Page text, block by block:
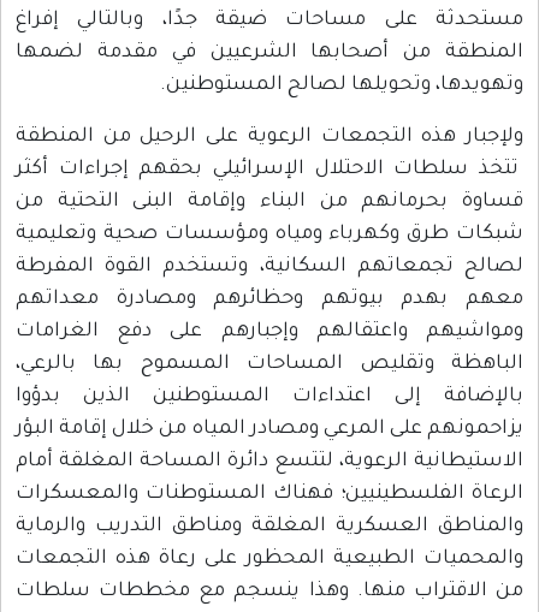
على مساحات ضيقة جدًا، وبالتالي إفراغ
من أصحابها الشرعيين في مقدمة لضمها
وتحويلها لصالح المستوطنين.
هذه التجمعات الرعوية على الرحيل من المنطقة
الاحتلال الإسرائيلي بحقهم إجراءات أكثر
من البناء وإقامة البنى التحتية من
وكهرباء ومياه ومؤسسات صحية وتعليمية
السكانية، وتستخدم القوة المفرطة
بيوتهم وحظائرهم ومصادرة معداتهم
واعتقالهم وإجبارهم على دفع الغرامات
وتقليص المساحات المسموح بها بالرعي،
إلى اعتداءات المستوطنين الذين بدؤوا
على المرعي ومصادر المياه من خلال إقامة البؤر
الرعوية، لتتسع دائرة المساحة المغلقة أمام
الفلسطينيين؛ فهناك المستوطنات والمعسكرات
العسكرية المغلقة ومناطق التدريب والرماية
الطبيعية المحظور على رعاة هذه التجمعات
منها. وهذا ينسجم مع مخططات سلطات